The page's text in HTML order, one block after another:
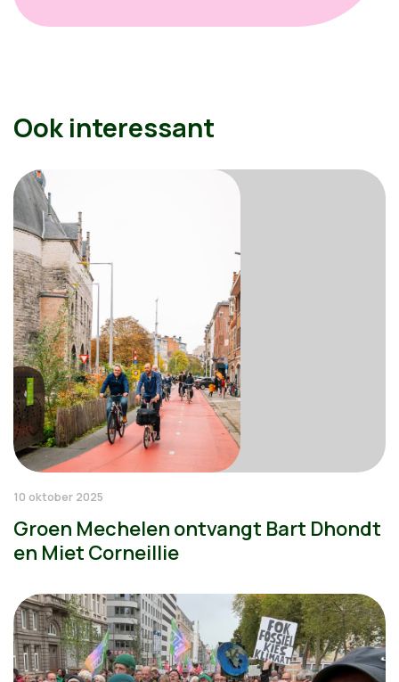
Ook interessant
10 oktober 2025
Groen Mechelen ontvangt Bart Dhondt
en Miet Corneillie